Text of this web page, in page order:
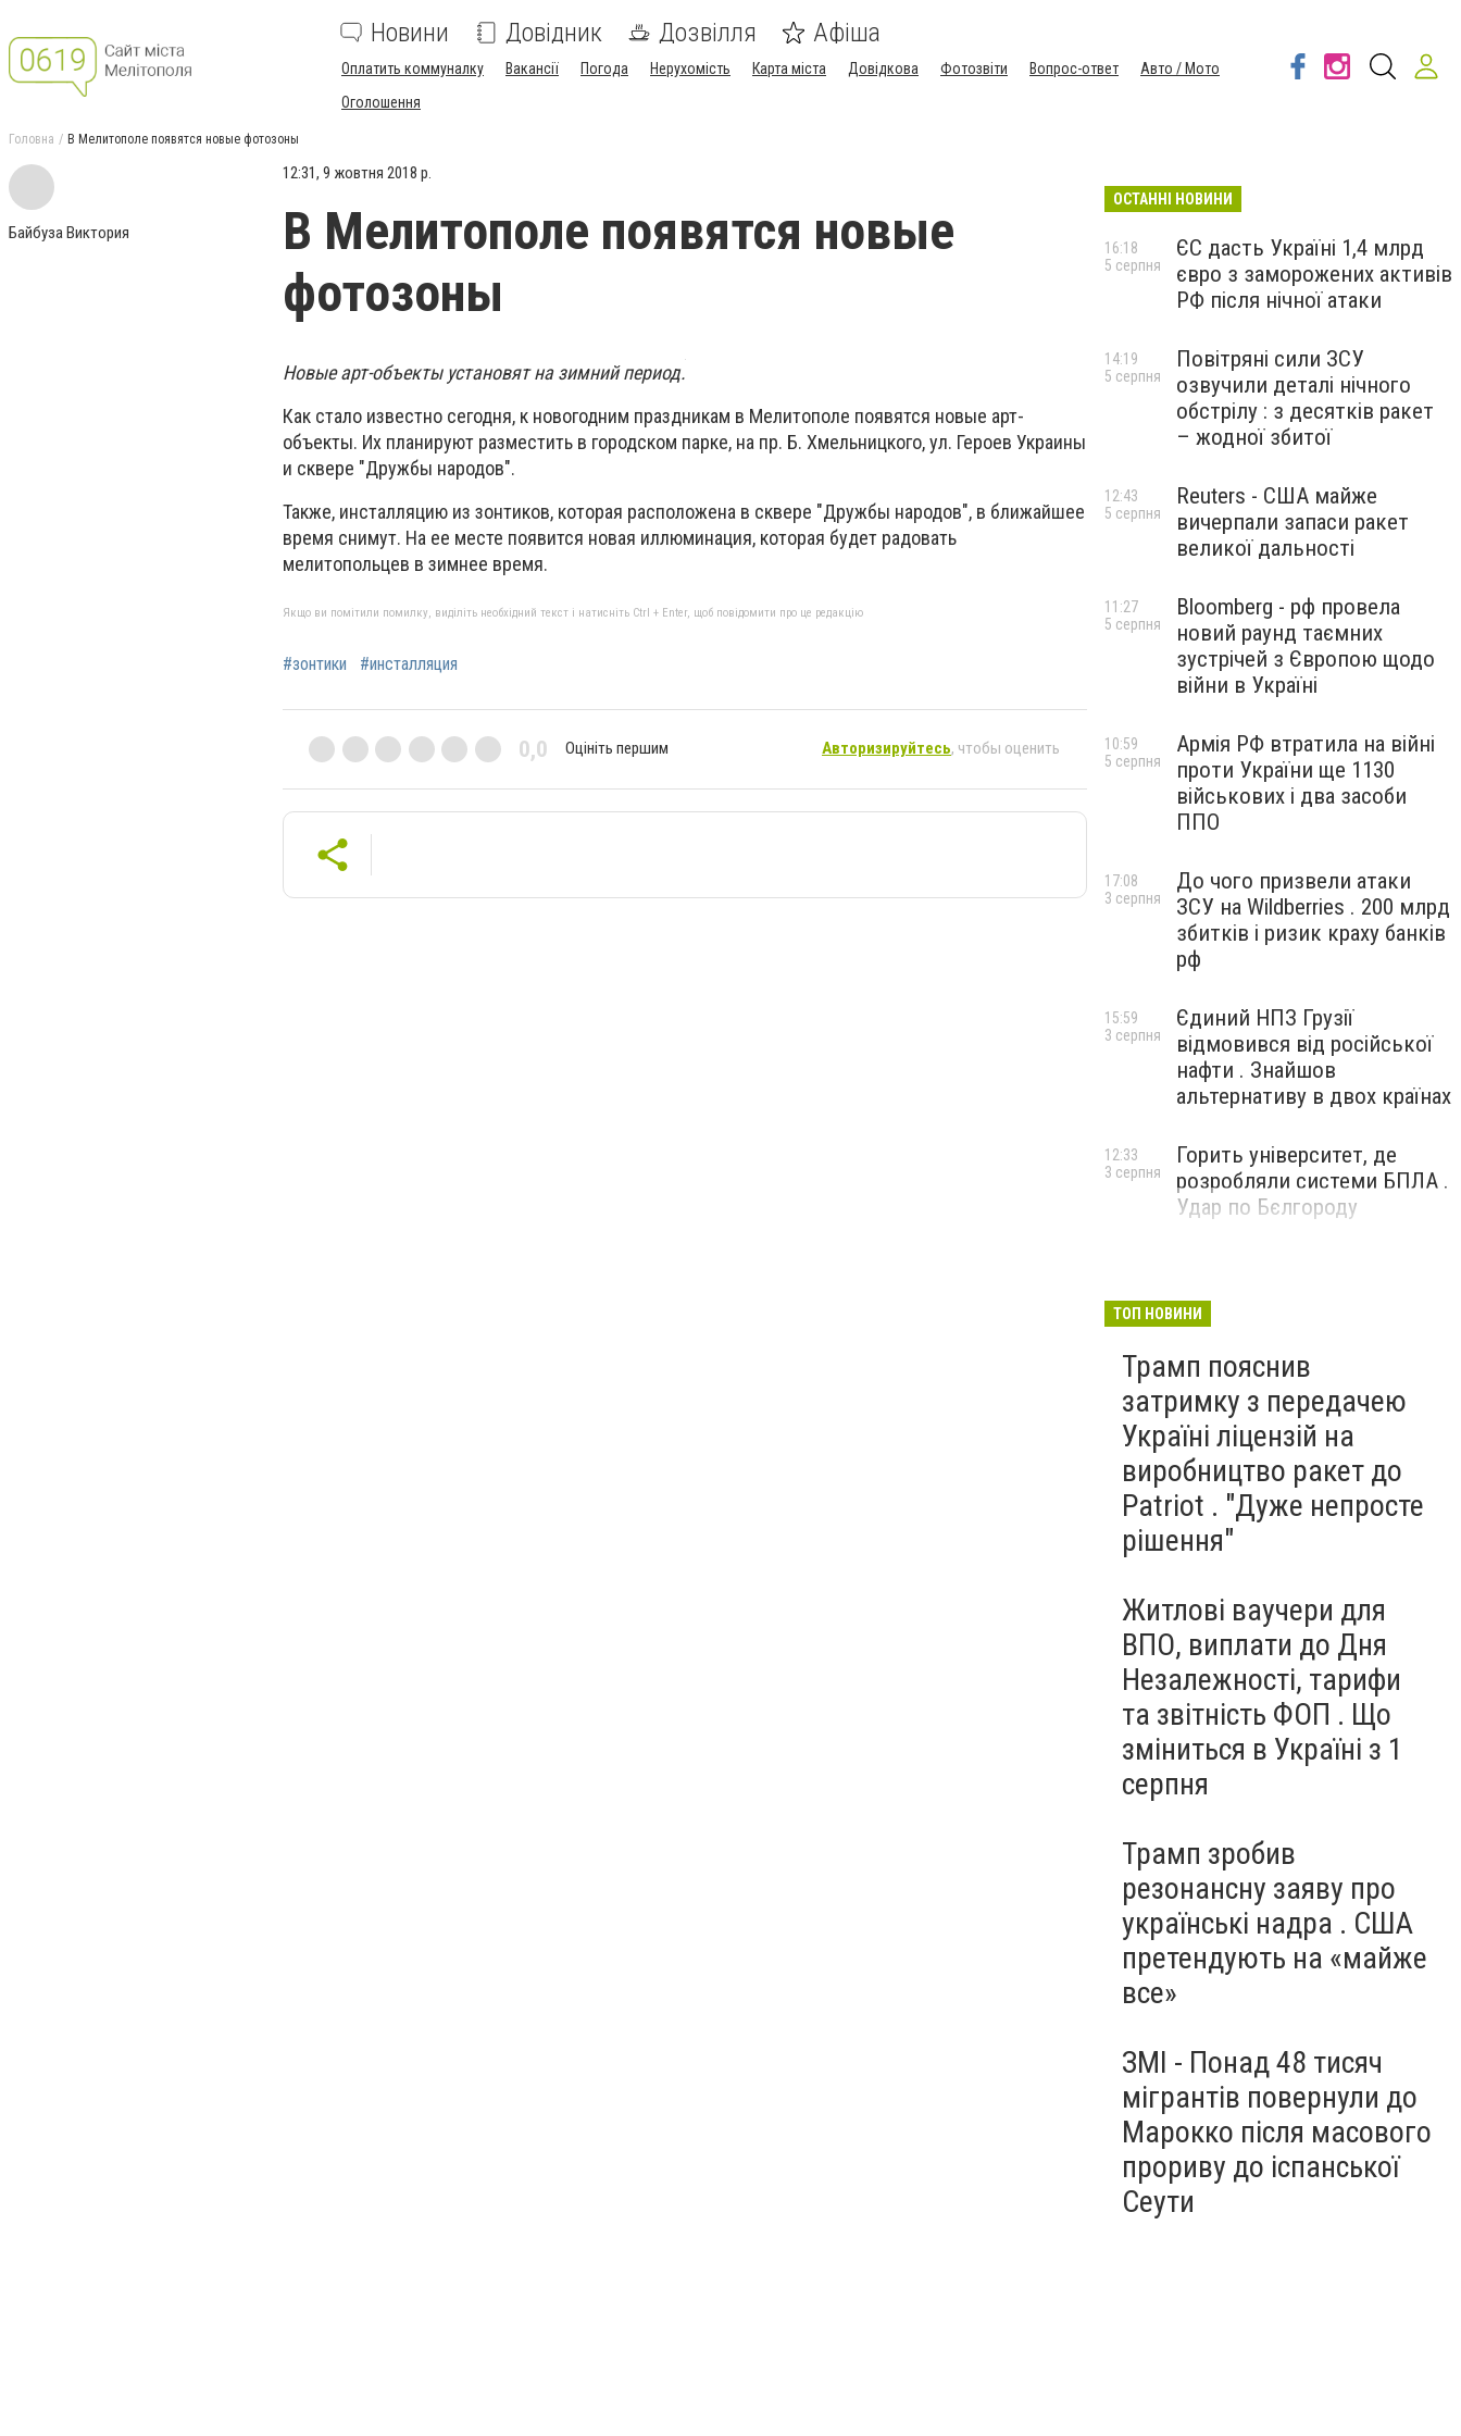
Новини Довідник Дозвілля Афіша
Оплатить коммуналку Вакансії Погода Нерухомість Карта міста Довідкова Фотозвіти Вопрос-ответ
Авто / Мото
Оголошення
Головна В Мелитополе появятся новые фотозоны
Байбуза Виктория
12:31, 9 жовтня 2018 р.
В Мелитополе появятся новые
фотозоны
Новые арт-объекты установят на зимний период.
Как стало известно сегодня, к новогодним праздникам в Мелитополе появятся новые арт-
объекты. Их планируют разместить в городском парке, на пр. Б. Хмельницкого, ул. Героев Украины
и сквере "Дружбы народов".
Также, инсталляцию из зонтиков, которая расположена в сквере "Дружбы народов", в ближайшее
время снимут. На ее месте появится новая иллюминация, которая будет радовать
мелитопольцев в зимнее время.
Якщо ви помітили помилку, виділіть необхідний текст і натисніть Ctrl + Enter, щоб повідомити про це редакцію
#зонтики #инсталляция
0,0 Оцініть першим Авторизируйтесь, чтобы оценить
ОСТАННІ НОВИНИ
ЄС дасть Україні 1,4 млрд
євро з заморожених активів
РФ після нічної атаки
16:18
5 серпня
Повітряні сили ЗСУ
озвучили деталі нічного
обстрілу : з десятків ракет
– жодної збитої
14:19
5 серпня
Reuters - США майже
вичерпали запаси ракет
великої дальності
12:43
5 серпня
Bloomberg - рф провела
новий раунд таємних
зустрічей з Європою щодо
війни в Україні
11:27
5 серпня
Армія РФ втратила на війні
проти України ще 1130
військових і два засоби
ППО
10:59
5 серпня
До чого призвели атаки
ЗСУ на Wildberries . 200 млрд
збитків і ризик краху банків
рф
17:08
3 серпня
Єдиний НПЗ Грузії
відмовився від російської
нафти . Знайшов
альтернативу в двох країнах
15:59
3 серпня
Горить університет, де
розробляли системи БПЛА .
Удар по Бєлгороду
12:33
3 серпня
ТОП НОВИНИ
Трамп пояснив
затримку з передачею
Україні ліцензій на
виробництво ракет до
Patriot . "Дуже непросте
рішення"
Житлові ваучери для
ВПО, виплати до Дня
Незалежності, тарифи
та звітність ФОП . Що
зміниться в Україні з 1
серпня
Трамп зробив
резонансну заяву про
українські надра . США
претендують на «майже
все»
ЗМІ - Понад 48 тисяч
мігрантів повернули до
Марокко після масового
прориву до іспанської
Сеути